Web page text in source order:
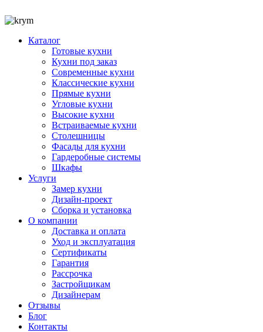
к
Каталог
Готовые кухни
Кухни под заказ
Современные кухни
Классические кухни
Прямые кухни
Угловые кухни
Высокие кухни
Встраиваемые кухни
Столешницы
Фасады для кухни
Гардеробные системы
Шкафы
Услуги
Замер кухни
Дизайн-проект
Сборка и установка
О компании
Доставка и оплата
Уход и эксплуатация
Сертификаты
Гарантия
Рассрочка
Застройщикам
Дизайнерам
Отзывы
Блог
Контакты